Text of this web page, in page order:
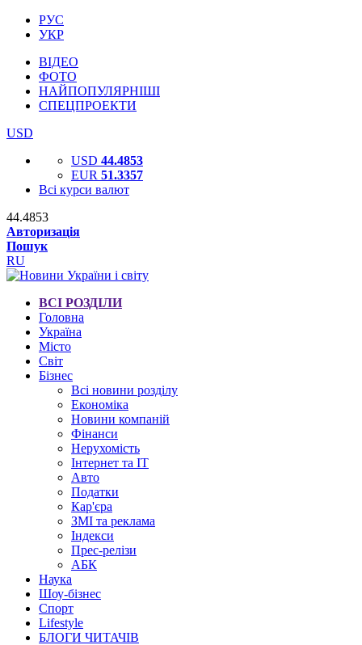
РУС
УКР
ВІДЕО
ФОТО
НАЙПОПУЛЯРНІШІ
СПЕЦПРОЕКТИ
USD
USD 44.4853
EUR 51.3357
Всі курси валют
44.4853
Авторизація
Пошук
RU
ВСІ РОЗДІЛИ
Головна
Україна
Місто
Світ
Бізнес
Всі новини розділу
Економіка
Новини компаній
Фінанси
Нерухомість
Інтернет та IT
Авто
Податки
Кар'єра
ЗМІ та реклама
Індекси
Прес-релізи
АБК
Наука
Шоу-бізнес
Спорт
Lifestyle
БЛОГИ ЧИТАЧІВ